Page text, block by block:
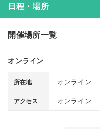
日程・場所
開催場所一覧
オンライン
所在地 オンライン
アクセス オンライン